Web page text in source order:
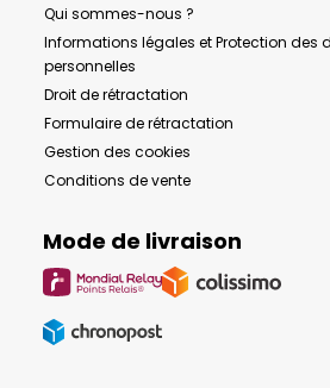
Qui sommes-nous ?
Informations légales et Protection des
personnelles
Droit de rétractation
Formulaire de rétractation
Gestion des cookies
Conditions de vente
Mode de livraison